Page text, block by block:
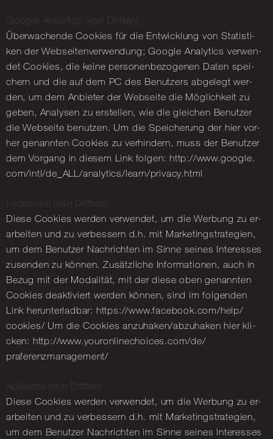
Über­wa­chen­de Coo­kies für die Ent­wick­lung von Sta­tis­ti­
ken der Web­sei­ten­ver­wen­dung; Goog­le Ana­ly­tics ver­wen­
det Coo­kies, die keine per­so­nen­be­zo­ge­nen Daten spei­
chern und die auf dem PC des Be­nut­zers ab­ge­legt wer­
den, um dem An­bie­ter der Web­sei­te die Mög­lich­keit zu
geben, Ana­ly­sen zu er­stel­len, wie die glei­chen Be­nut­zer
die Web­sei­te be­nut­zen. Um die Spei­che­rung der hier vor­
her ge­nann­ten Coo­kies zu ver­hin­dern, muss der Be­nut­zer
dem Vor­gang in die­sem Link fol­gen: http://​www.​google.​
com/​intl/​de_​ALL/​analytics/​learn/​privacy.​html
Diese Coo­kies wer­den ver­wen­det, um die Wer­bung zu er­
ar­bei­ten und zu ver­bes­sern d.h. mit Mar­ke­ting­stra­te­gi­en,
um dem Be­nut­zer Nach­rich­ten im Sinne sei­nes In­ter­es­ses
zu­sen­den zu kön­nen. Zu­sätz­li­che In­for­ma­tio­nen, auch in
Bezug mit der Mo­da­li­tät, mit der diese oben ge­nann­ten
Coo­kies de­ak­ti­viert wer­den kön­nen, sind im fol­gen­den
Link her­un­ter­lad­bar: https://​www.​facebook.​com/​help/​
cookies/​ Um die Coo­kies an­zu­ha­ken/ab­zu­ha­ken hier kli­
cken: http://​www.​youronlinechoices.​com/​de/​
praferenzmanagement/​
Diese Coo­kies wer­den ver­wen­det, um die Wer­bung zu er­
ar­bei­ten und zu ver­bes­sern d.h. mit Mar­ke­ting­stra­te­gi­en,
um dem Be­nut­zer Nach­rich­ten im Sinne sei­nes In­ter­es­ses